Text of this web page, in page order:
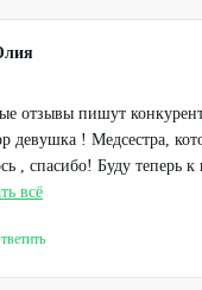
отзывы пишут
девушка ! Медсестра,
, спасибо! Буду теперь к
всё